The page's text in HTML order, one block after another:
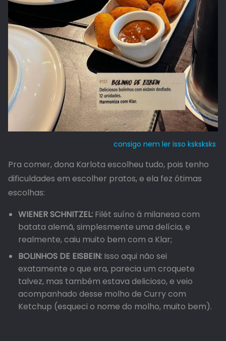
consigo nem ler isso ksksksks
Pra comer, dona Karlota escolheu tudo, pois tenho
dificuldades em escolher pratos, e ela fez ótimas
escolhas:
WIENER SCHNITZEL: Filét suíno à milanesa com
batata alemã, simplesmente uma delícia, e
realmente, caiu muito bem com a Klar;
BOLINHOS DE EISBEIN: Isso aqui não sei
exatamente o que era, parecia um croquete
talvez, mas também estava delicioso, e veio
acompanhado desse molho de Curry com
Ketchup (esqueci o nome do molho, muito bem).